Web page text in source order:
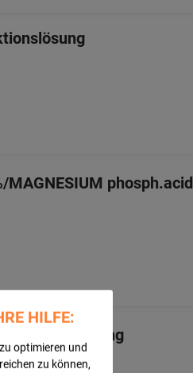
HILFE:
optimieren und
zu können,
MAGNESIUM
Injektionslösung